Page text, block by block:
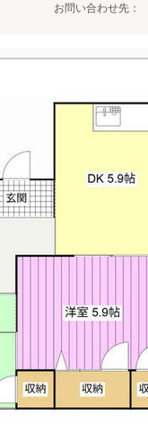
お問い合わせ先